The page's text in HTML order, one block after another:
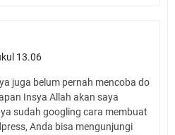
13.06
juga belum pernah mencoba do
Insya Allah akan saya
sudah googling cara membuat
Anda bisa mengunjungi